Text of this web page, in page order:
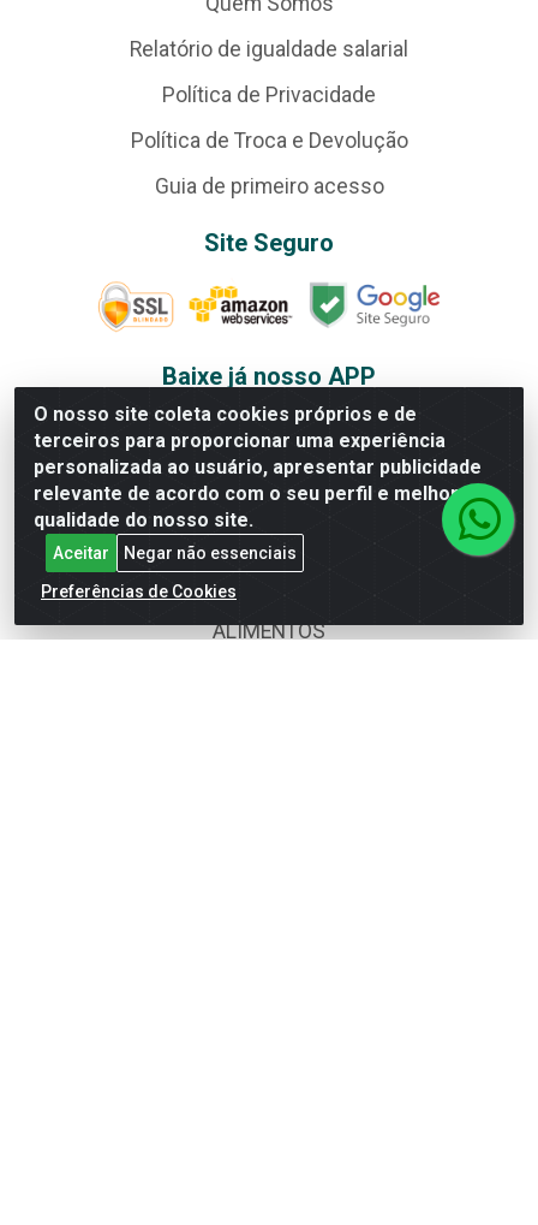
O nosso site coleta cookies próprios e de
terceiros para proporcionar uma experiência
personalizada ao usuário, apresentar publicidade
relevante de acordo com o seu perfil e melhorar a
qualidade do nosso site.
Aceitar
Negar não essenciais
Preferências de Cookies
Relatório de igualdade salarial
Política de Privacidade
Política de Troca e Devolução
Guia de primeiro acesso
Site Seguro
Baixe já nosso APP
Departamentos
AGRO&PET
ALBUNS E FIGURINHAS
ALIMENTOS